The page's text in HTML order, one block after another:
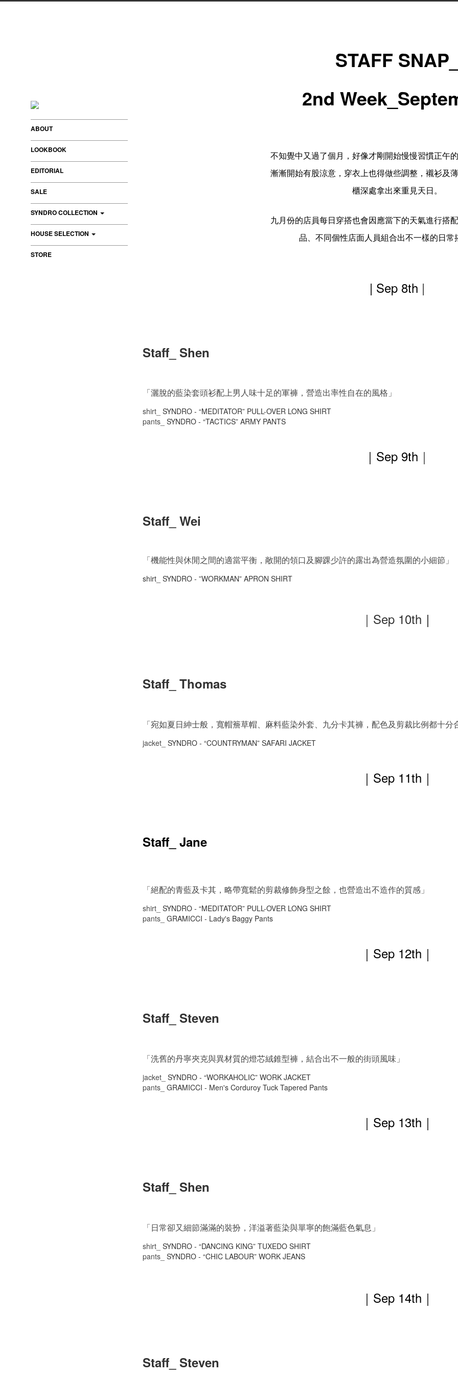
ABOUT
LOOKBOOK
EDITORIAL
SALE
SYNDRO COLLECTION
HOUSE SELECTION
STORE
STAFF
2nd
不知覺中又過了個月，好像才剛開始慢慢習慣正午
漸漸開始有股涼意，穿衣上也得做些調整，襯衫及
櫃深處拿出來重見天日。
九月份的店員每日穿搭也會因應當下的天氣進行搭
品、不同個性店面人員組合出不一樣的日常
| Sep 8th |
Staff_ Shen
「灑脫的藍染套頭衫配上男人味十足的軍褲，營造出率性自在的風格」
shirt_ SYNDRO - “MEDITATOR” PULL-OVER LONG SHIRT
pants_ SYNDRO - “TACTICS” ARMY PANTS
｜Sep 9th ｜
Staff_ Wei
「機能性與休閒之間的適當平衡，敞開的領口及腳踝少許的露出為營造氛圍的小細節」
shirt_ SYNDRO - ”WORKMAN” APRON SHIRT
｜Sep 10th ｜
Staff_ Thomas
「宛如夏日紳士般，寬帽簷草帽、麻料藍染外套、九分卡其褲，配色及剪裁比例都十分
jacket_ SYNDRO - “COUNTRYMAN” SAFARI JACKET
｜Sep 11th ｜
Staff_ Jane
「絕配的青藍及卡其，略帶寬鬆的剪裁修飾身型之餘，也營造出不造作的質感」
shirt_ SYNDRO - “MEDITATOR” PULL-OVER LONG SHIRT
pants_ GRAMICCI - Lady's Baggy Pants
｜Sep 12th ｜
Staff_ Steven
「洗舊的丹寧夾克與異材質的燈芯絨錐型褲，結合出不一般的街頭風味」
jacket_ SYNDRO - “WORKAHOLIC” WORK JACKET
pants_ GRAMICCI - Men's Corduroy Tuck Tapered Pants
｜Sep 13th ｜
Staff_ Shen
「日常卻又細節滿滿的裝扮，洋溢著藍染與單寧的飽滿藍色氣息」
shirt_ SYNDRO - “DANCING KING” TUXEDO SHIRT
pants_ SYNDRO - “CHIC LABOUR” WORK JEANS
｜Sep 14th ｜
Staff_ Steven